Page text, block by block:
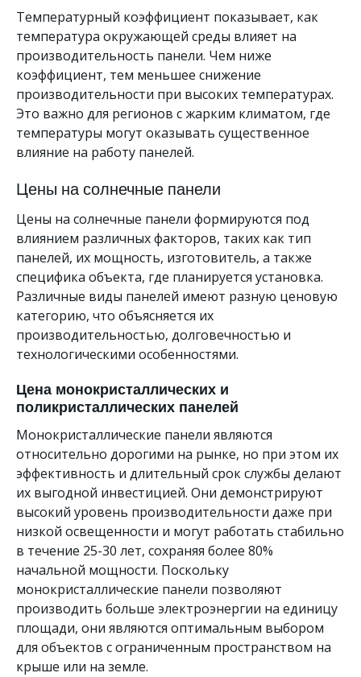
Температурный коэффициент показывает, как
температура окружающей среды влияет на
производительность панели. Чем ниже
коэффициент, тем меньшее снижение
производительности при высоких температурах.
Это важно для регионов с жарким климатом, где
температуры могут оказывать существенное
влияние на работу панелей.
Цены на солнечные панели
Цены на солнечные панели формируются под
влиянием различных факторов, таких как тип
панелей, их мощность, изготовитель, а также
специфика объекта, где планируется установка.
Различные виды панелей имеют разную ценовую
категорию, что объясняется их
производительностью, долговечностью и
технологическими особенностями.
Цена монокристаллических и
поликристаллических панелей
Монокристаллические панели являются
относительно дорогими на рынке, но при этом их
эффективность и длительный срок службы делают
их выгодной инвестицией. Они демонстрируют
высокий уровень производительности даже при
низкой освещенности и могут работать стабильно
в течение 25-30 лет, сохраняя более 80%
начальной мощности. Поскольку
монокристаллические панели позволяют
производить больше электроэнергии на единицу
площади, они являются оптимальным выбором
для объектов с ограниченным пространством на
крыше или на земле.